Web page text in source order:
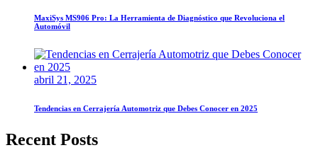
MaxiSys MS906 Pro: La Herramienta de Diagnóstico que Revoluciona el
Automóvil
abril 21, 2025
Tendencias en Cerrajería Automotriz que Debes Conocer en 2025
Recent Posts